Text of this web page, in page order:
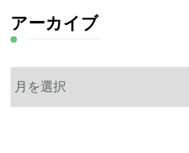
アーカイブ
ア
ー